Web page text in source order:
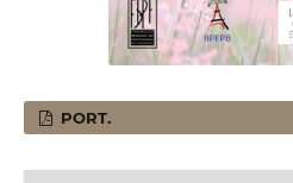
PORT.